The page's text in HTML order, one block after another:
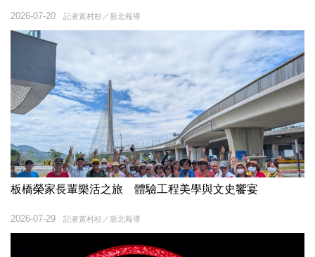
記者黃村杉／新北報導
2026-07-20
板橋榮家長輩樂活之旅 體驗工程美學與文史饗宴
記者黃村杉／新北報導
2026-07-29